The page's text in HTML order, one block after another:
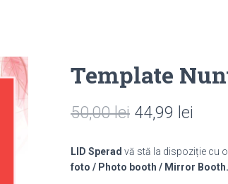
Template
50,00lei Prețul
a
44,99 lei
este:
LID Sperad vă stă la dispoziție cu
foto / Photo booth / Mirror Booth.